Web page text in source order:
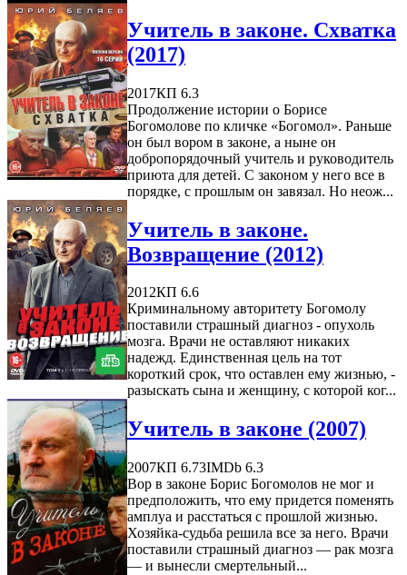
Учитель в законе. Схватка
(2017)
2017КП 6.3
Продолжение истории о Борисе
Богомолове по кличке «Богомол». Раньше
он был вором в законе, а ныне он
добропорядочный учитель и руководитель
приюта для детей. С законом у него все в
порядке, с прошлым он завязал. Но неож...
Учитель в законе.
Возвращение (2012)
2012КП 6.6
Криминальному авторитету Богомолу
поставили страшный диагноз - опухоль
мозга. Врачи не оставляют никаких
надежд. Единственная цель на тот
короткий срок, что оставлен ему жизнью, -
разыскать сына и женщину, с которой ког...
Учитель в законе (2007)
2007КП 6.73IMDb 6.3
Вор в законе Борис Богомолов не мог и
предположить, что ему придется поменять
амплуа и расстаться с прошлой жизнью.
Хозяйка-судьба решила все за него. Врачи
поставили страшный диагноз — рак мозга
— и вынесли смертельный...